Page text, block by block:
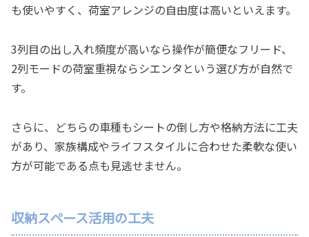
も使いやすく、荷室アレンジの自由度は高いといえます。
3列目の出し入れ頻度が高いなら操作が簡便なフリード、
2列モードの荷室重視ならシエンタという選び方が自然で
す。
さらに、どちらの車種もシートの倒し方や格納方法に工夫
があり、家族構成やライフスタイルに合わせた柔軟な使い
方が可能である点も見逃せません。
収納スペース活用の工夫